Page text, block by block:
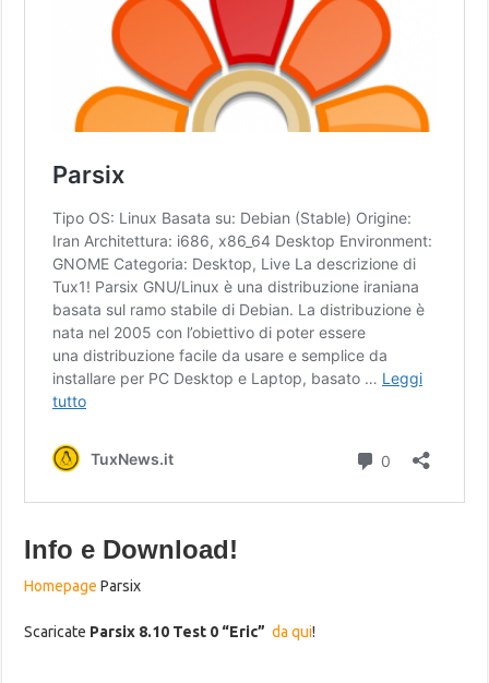
Info e Download!
Homepage Parsix
Scaricate Parsix 8.10 Test 0 “Eric”da qui!